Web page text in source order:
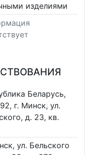
изделиями
Беларусь,
г. Минск, ул.
д. 23, кв.
ул. Бельского